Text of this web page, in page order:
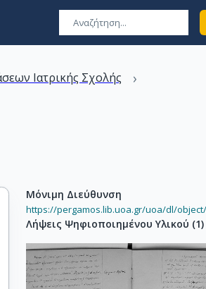
Ιατρικής Σχολής ›
Μόνιμη Διεύθυνση
https://pergamos.lib.uoa.gr/uoa/dl/object/
Λήψεις Ψηφιοποιημένου Υλικού (1)